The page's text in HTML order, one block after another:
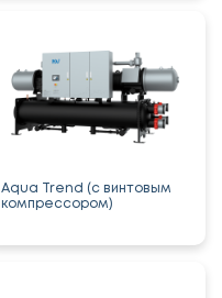
Aqua Trend (с винтовым
компрессором)